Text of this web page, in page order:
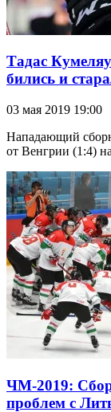
Тадас
бились и
03 мая 2019 19:00
Нападающий
от Венгрии (1:4)
ЧМ-2019:
проблем с